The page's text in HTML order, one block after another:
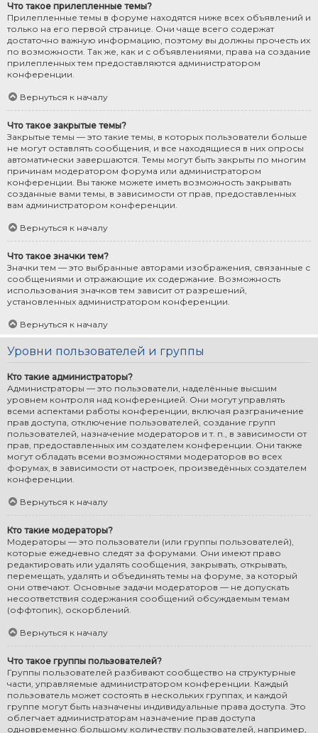
Что такое прилепленные темы?
Прилепленные темы в форуме находятся ниже всех объявлений и
только на его первой странице. Они чаще всего содержат
достаточно важную информацию, поэтому вы должны прочесть их
по возможности. Так же, как и с объявлениями, права на создание
прилепленных тем предоставляются администратором
конференции.
Вернуться к началу
Что такое закрытые темы?
Закрытые темы — это такие темы, в которых пользователи больше
не могут оставлять сообщения, и все находящиеся в них опросы
автоматически завершаются. Темы могут быть закрыты по многим
причинам модератором форума или администратором
конференции. Вы также можете иметь возможность закрывать
созданные вами темы, в зависимости от прав, предоставленных
вам администратором конференции.
Вернуться к началу
Что такое значки тем?
Значки тем — это выбранные авторами изображения, связанные с
сообщениями и отражающие их содержание. Возможность
использования значков тем зависит от разрешений,
установленных администратором конференции.
Вернуться к началу
Уровни пользователей и группы
Кто такие администраторы?
Администраторы — это пользователи, наделённые высшим
уровнем контроля над конференцией. Они могут управлять
всеми аспектами работы конференции, включая разграничение
прав доступа, отключение пользователей, создание групп
пользователей, назначение модераторов и т. п., в зависимости от
прав, предоставленных им создателем конференции. Они также
могут обладать всеми возможностями модераторов во всех
форумах, в зависимости от настроек, произведённых создателем
конференции.
Вернуться к началу
Кто такие модераторы?
Модераторы — это пользователи (или группы пользователей),
которые ежедневно следят за форумами. Они имеют право
редактировать или удалять сообщения, закрывать, открывать,
перемещать, удалять и объединять темы на форуме, за который
они отвечают. Основные задачи модераторов — не допускать
несоответствия содержания сообщений обсуждаемым темам
(оффтопик), оскорблений.
Вернуться к началу
Что такое группы пользователей?
Группы пользователей разбивают сообщество на структурные
части, управляемые администратором конференции. Каждый
пользователь может состоять в нескольких группах, и каждой
группе могут быть назначены индивидуальные права доступа. Это
облегчает администраторам назначение прав доступа
одновременно большому количеству пользователей, например,